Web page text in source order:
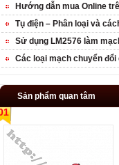
Hướng dẫn mua Online
Tụ điện – Phân loại và
Sử dụng LM2576 làm
Các loại mạch chuyển đổi
Sản phẩm quan tâm